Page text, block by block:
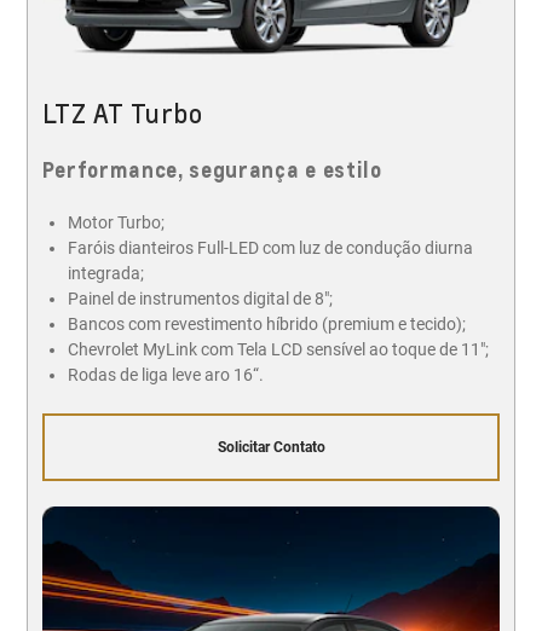
LTZ AT Turbo
Performance, segurança e estilo
Motor Turbo;
Faróis dianteiros Full-LED com luz de condução diurna
integrada;
Painel de instrumentos digital de 8";
Bancos com revestimento híbrido (premium e tecido);
Chevrolet MyLink com Tela LCD sensível ao toque de 11";
Rodas de liga leve aro 16“.
Solicitar Contato